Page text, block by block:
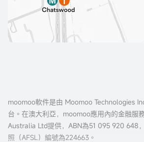
moomoo軟件是由 Moomoo Technologies
台。在澳大利亞，moomoo應用內的金融服
Australia Ltd提供，ABN為51 095 920 648
照（AFSL）編號為224663。